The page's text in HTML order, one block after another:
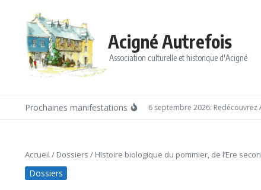
Acigné Autrefois
Association culturelle et historique d'Acigné
Prochaines manifestationsDimanche 6 septembre 2026: Redécouvrez
Accueil / Dossiers / Histoire biologique du pommier, de l’Ere
Dossiers